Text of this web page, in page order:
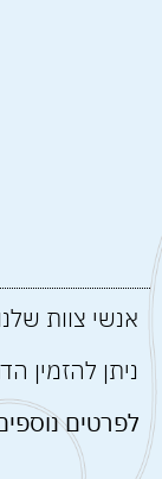
אנשי צוות
ניתן להזמין
לפרטים